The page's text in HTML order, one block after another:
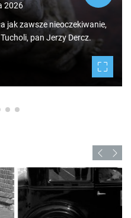
2026
jak zawsze nieoczekiwanie,
pan Jerzy Dercz.